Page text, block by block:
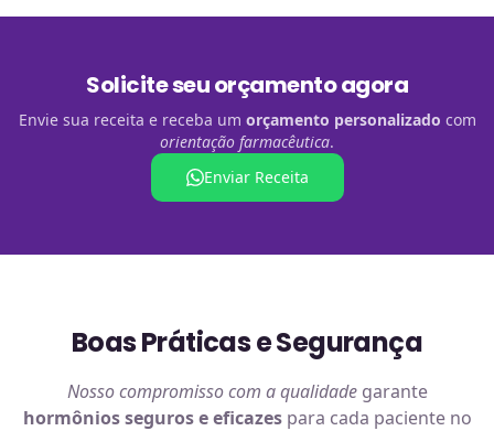
Solicite seu orçamento agora
Envie sua receita e receba um orçamento personalizado com
orientação farmacêutica.
Enviar Receita
Boas Práticas e Segurança
Nosso compromisso com a qualidadegarante
hormôniosseguros e eficazespara cada paciente no